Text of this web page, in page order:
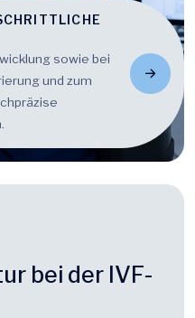
sowie bei
und zum
bei der IVF-